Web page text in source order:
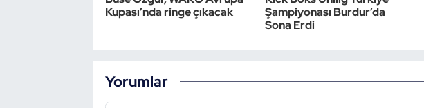
Kupası’nda ringe çıkacak
Şampiyonası Burdur’da
Sona Erdi
Yorumlar